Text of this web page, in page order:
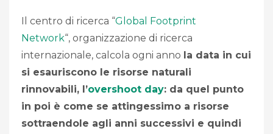
Il centro di ricerca “Global Footprint
Network“, organizzazione di ricerca
internazionale, calcola ogni anno la data in cui
si esauriscono le risorse naturali
rinnovabili, l’overshoot day: da quel punto
in poi è come se attingessimo a risorse
sottraendole agli anni successivi e quindi